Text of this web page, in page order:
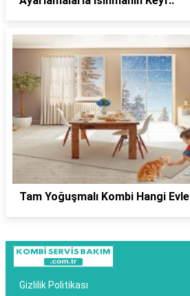
Tam Yoğuşmalı Kombi Hangi
Gizlilik Politikası